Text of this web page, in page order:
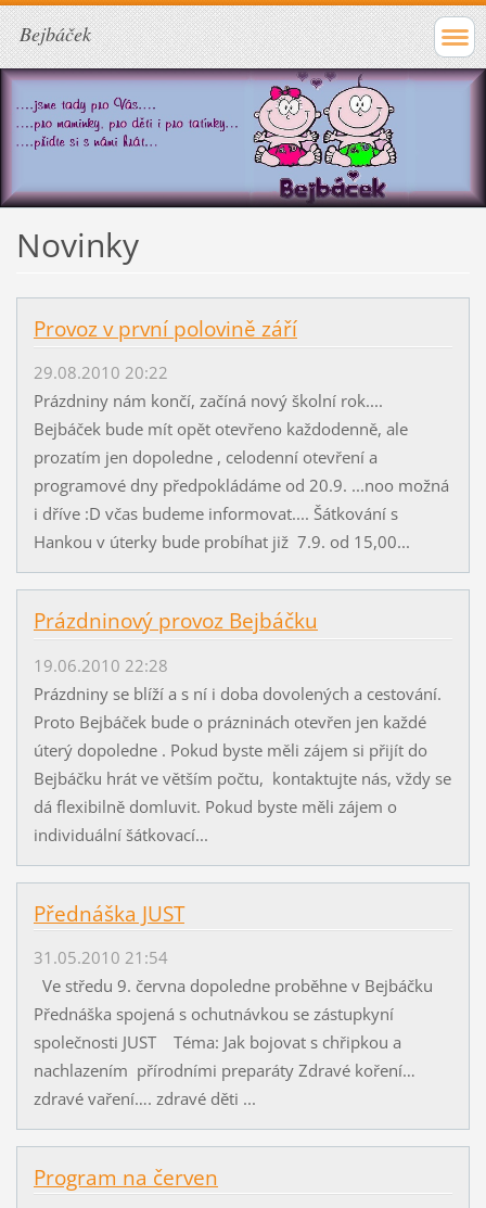
Bejbáček
Novinky
Provoz v první polovině září
29.08.2010 20:22
Prázdniny nám končí, začíná nový školní rok....
Bejbáček bude mít opět otevřeno každodenně, ale
prozatím jen dopoledne , celodenní otevření a
programové dny předpokládáme od 20.9. ...noo možná
i dříve :D včas budeme informovat.... Šátkování s
Hankou v úterky bude probíhat již 7.9. od 15,00...
Prázdninový provoz Bejbáčku
19.06.2010 22:28
Prázdniny se blíží a s ní i doba dovolených a cestování.
Proto Bejbáček bude o prázninách otevřen jen každé
úterý dopoledne . Pokud byste měli zájem si přijít do
Bejbáčku hrát ve větším počtu, kontaktujte nás, vždy se
dá flexibilně domluvit. Pokud byste měli zájem o
individuální šátkovací...
Přednáška JUST
31.05.2010 21:54
Ve středu 9. června dopoledne proběhne v Bejbáčku
Přednáška spojená s ochutnávkou se zástupkyní
společnosti JUST Téma: Jak bojovat s chřipkou a
nachlazením přírodními preparáty Zdravé koření…
zdravé vaření…. zdravé děti ...
Program na červen